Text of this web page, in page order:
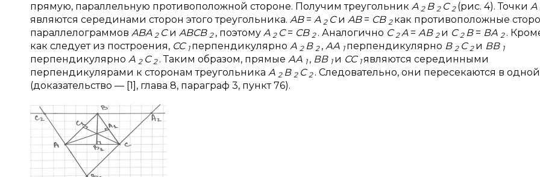
прямую, параллельную противоположной стороне. Получим треугольник A 2 B 2 C2 (рис. 4). Точки A
являются серединами сторон этого треугольника. AB = A 2 Cи AB = CB 2 как противоположные
параллелограммов ABA 2 Cи ABCB 2 , поэтому A 2 C= CB 2 . Аналогично С2A = АВ 2 и С2 В = ВА 2 .
как следует из построения, СС 1 перпендикулярно А 2 В 2 , АА 1 перпендикулярно В 2 С2 и ВВ 1
перпендикулярно А 2 С2 . Таким образом, прямые АА 1 , ВВ 1 и СС 1являются серединными
перпендикулярами к сторонам треугольника А 2 В 2 С2 . Следовательно, они пересекаются в
(доказательство — [1], глава 8, параграф 3, пункт 76).